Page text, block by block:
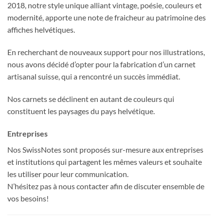
2018, notre style unique alliant vintage, poésie, couleurs et
modernité, apporte une note de fraicheur au patrimoine des
affiches helvétiques.
En recherchant de nouveaux support pour nos illustrations,
nous avons décidé d’opter pour la fabrication d’un carnet
artisanal suisse, qui a rencontré un succès immédiat.
Nos carnets se déclinent en autant de couleurs qui
constituent les paysages du pays helvétique.
Entreprises
Nos SwissNotes sont proposés sur-mesure aux entreprises
et institutions qui partagent les mêmes valeurs et souhaite
les utiliser pour leur communication.
N’hésitez pas à nous contacter afin de discuter ensemble de
vos besoins!